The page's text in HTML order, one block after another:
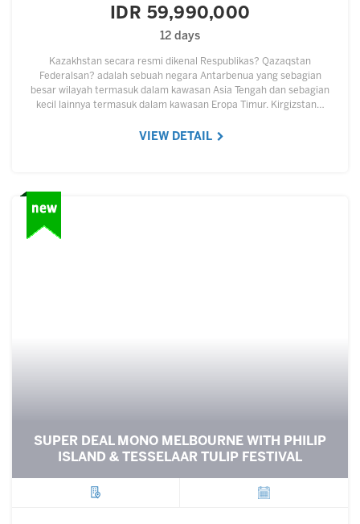
IDR 59,990,000
12 days
Kazakhstan secara resmi dikenal Respublikas? Qazaqstan
Federalsan? adalah sebuah negara Antarbenua yang sebagian
besar wilayah termasuk dalam kawasan Asia Tengah dan sebagian
kecil lainnya termasuk dalam kawasan Eropa Timur. Kirgizstan…
VIEW DETAIL
SUPER DEAL MONO MELBOURNE WITH PHILIP
ISLAND & TESSELAAR TULIP FESTIVAL